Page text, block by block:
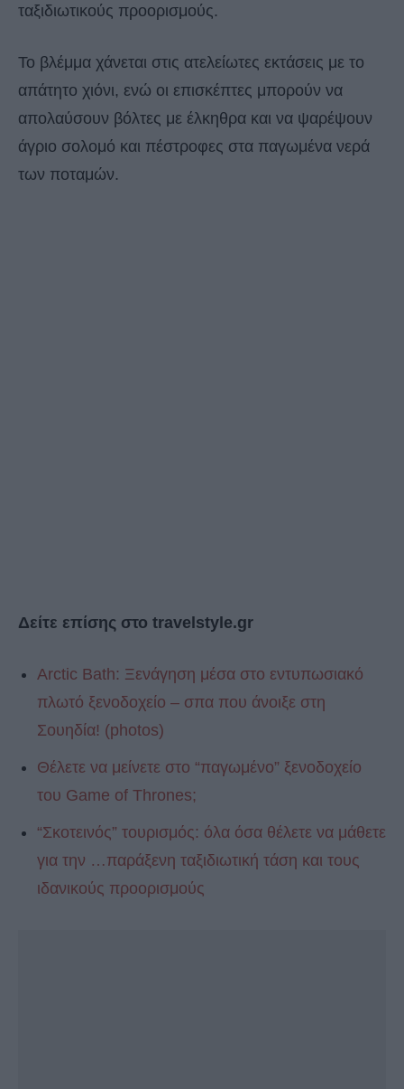
ταξιδιωτικούς προορισμούς.
Το βλέμμα χάνεται στις ατελείωτες εκτάσεις με το
απάτητο χιόνι, ενώ οι επισκέπτες μπορούν να
απολαύσουν βόλτες με έλκηθρα και να ψαρέψουν
άγριο σολομό και πέστροφες στα παγωμένα νερά
των ποταμών.
Δείτε επίσης στο travelstyle.gr
Arctic Bath: Ξενάγηση μέσα στο εντυπωσιακό
πλωτό ξενοδοχείο – σπα που άνοιξε στη
Σουηδία! (photos)
Θέλετε να μείνετε στο “παγωμένο” ξενοδοχείο
του Game of Thrones;
“Σκοτεινός” τουρισμός: όλα όσα θέλετε να μάθετε
για την …παράξενη ταξιδιωτική τάση και τους
ιδανικούς προορισμούς